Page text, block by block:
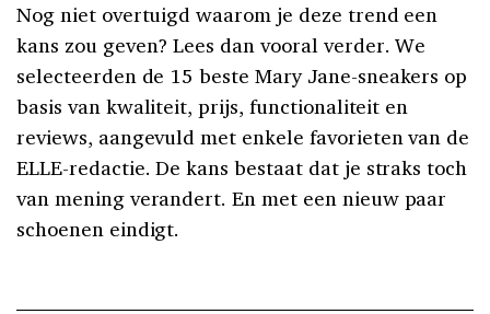
Nog niet overtuigd waarom je deze trend een
kans zou geven? Lees dan vooral verder. We
selecteerden de 15 beste Mary Jane-sneakers op
basis van kwaliteit, prijs, functionaliteit en
reviews, aangevuld met enkele favorieten van de
ELLE-redactie. De kans bestaat dat je straks toch
van mening verandert. En met een nieuw paar
schoenen eindigt.